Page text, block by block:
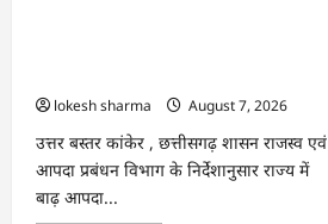
lokesh sharma
August 7, 2026
उत्तर बस्तर कांकेर , छत्तीसगढ़ शासन राजस्व एवं
आपदा प्रबंधन विभाग के निर्देशानुसार राज्य में
बाढ़ आपदा...